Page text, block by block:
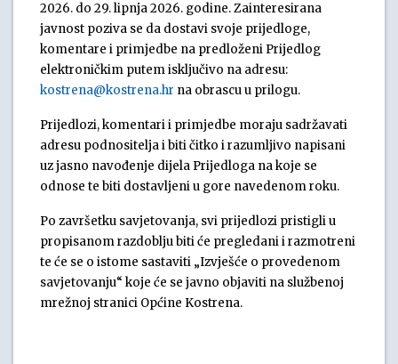
2026. do 29. lipnja 2026. godine. Zainteresirana
javnost poziva se da dostavi svoje prijedloge,
komentare i primjedbe na predloženi Prijedlog
elektroničkim putem isključivo na adresu:
kostrena@kostrena.hr na obrascu u prilogu.
Prijedlozi, komentari i primjedbe moraju sadržavati
adresu podnositelja i biti čitko i razumljivo napisani
uz jasno navođenje dijela Prijedloga na koje se
odnose te biti dostavljeni u gore navedenom roku.
Po završetku savjetovanja, svi prijedlozi pristigli u
propisanom razdoblju biti će pregledani i razmotreni
te će se o istome sastaviti „Izvješće o provedenom
savjetovanju“ koje će se javno objaviti na službenoj
mrežnoj stranici Općine Kostrena.